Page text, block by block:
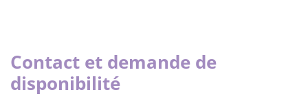
Contact et demande de
disponibilité